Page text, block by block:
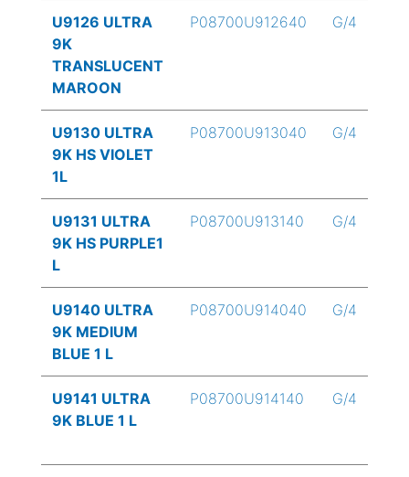
U9126 ULTRA
9K
TRANSLUCENT
MAROON
P08700U912640 G/4
U9130 ULTRA
9K HS VIOLET
1L
P08700U913040 G/4
U9131 ULTRA
9K HS PURPLE1
L
P08700U913140 G/4
U9140 ULTRA
9K MEDIUM
BLUE 1 L
P08700U914040 G/4
U9141 ULTRA
9K BLUE 1 L
P08700U914140 G/4